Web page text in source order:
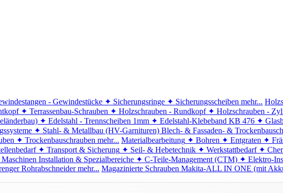
- Gewindestücke ✦ Sicherungsringe ✦ Sicherungsscheiben mehr...
✦ Terrassenbau-Schrauben ✦ Holzschrauben - Rundkopf ✦ Holzschrauben -
✦ Edelstahl - Trennscheiben 1mm ✦ Edelstahl-Klebeband KB 476 ✦
✦ Stahl- & Metallbau (HV-Garnituren) Blech- & Fassaden- &
✦ Trockenbauschrauben mehr... Materialbearbeitung ✦ Bohren ✦ Entgraten ✦
✦ Transport & Sicherung ✦ Seil- & Hebetechnik ✦ Werkstattbedarf ✦
Installation & Spezialbereiche ✦ C-Teile-Management (CTM) ✦ Elektro-
Rohrabschneider mehr... Magazinierte Schrauben Makita-ALL IN ONE (mit